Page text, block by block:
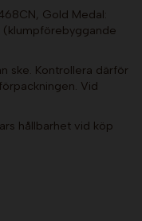
Gold Medal:
(klumpförebyggande
ske. Kontrollera därför
Vid
hållbarhet vid köp